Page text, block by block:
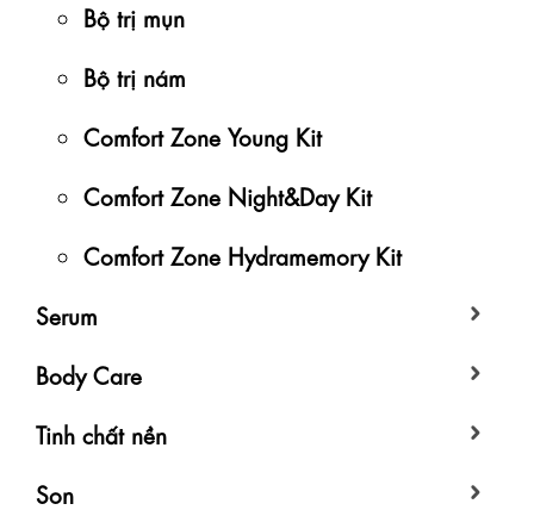
Bộ trị mụn
Bộ trị nám
Comfort Zone Young Kit
Comfort Zone Night&Day Kit
Comfort Zone Hydramemory Kit
Serum
Body Care
Tinh chất nền
Son